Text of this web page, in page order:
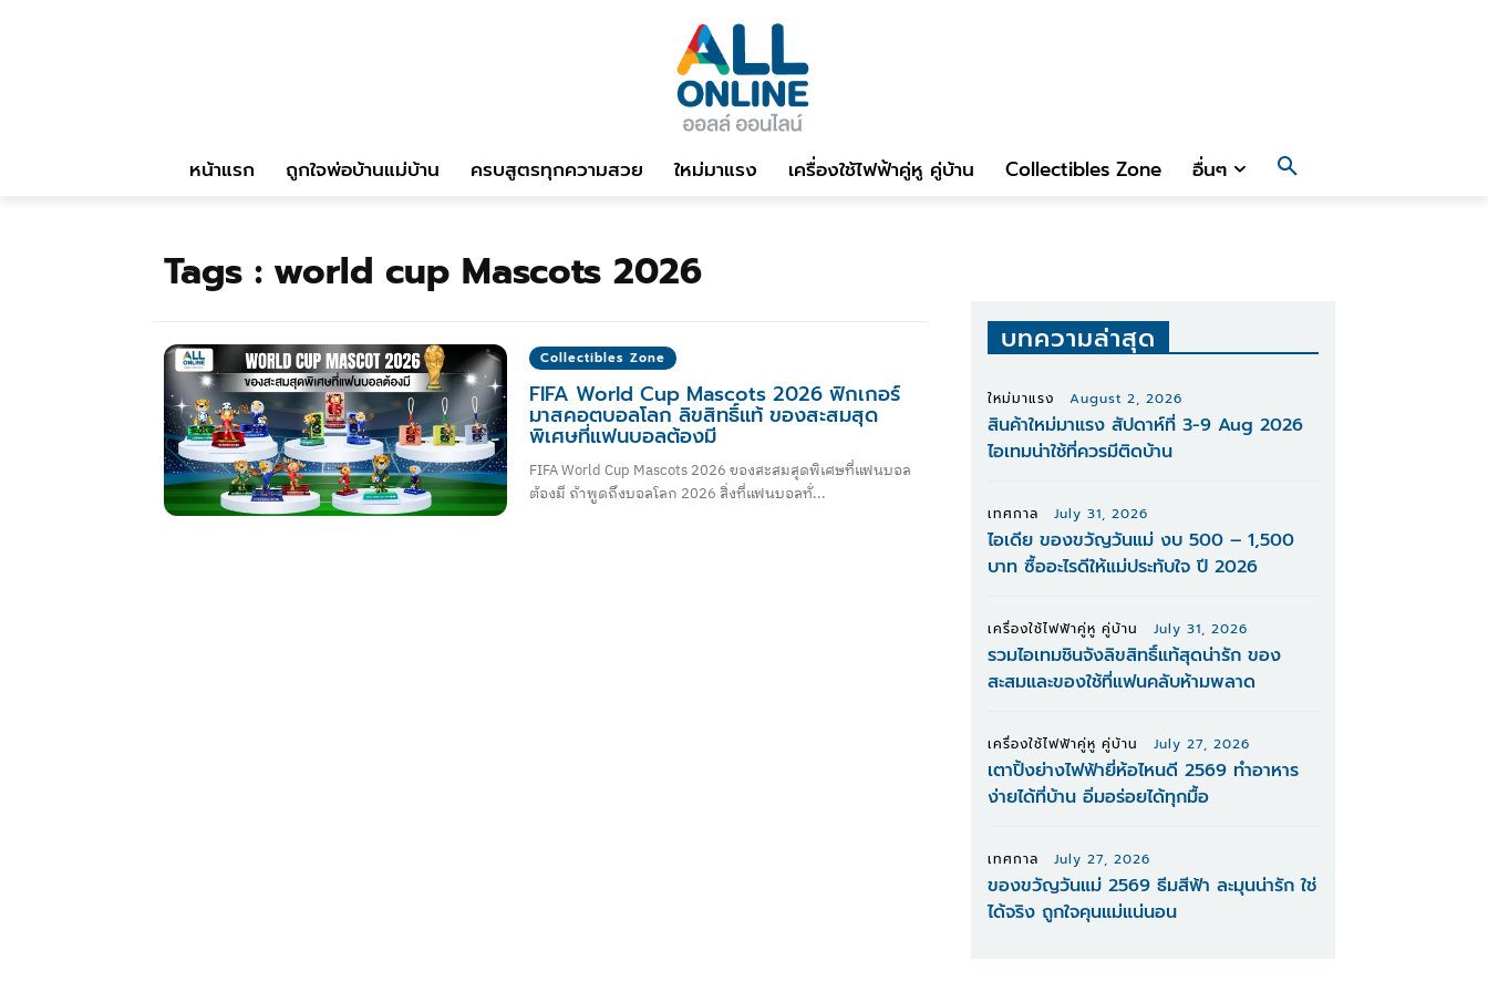
หน้าแรก ถูกใจพ่อบ้านแม่บ้าน ครบสูตรทุกความสวย ใหม่มาแรง เครื่องใช้ไฟฟ้าคู่หู คู่บ้าน Collectibles Zone อื่นๆ
Tags : world cup Mascots 2026
Collectibles Zone
FIFA World Cup Mascots 2026 ฟิกเกอร์
มาสคอตบอลโลก ลิขสิทธิ์แท้ ของสะสมสุด
พิเศษที่แฟนบอลต้องมี
FIFA World Cup Mascots 2026 ของสะสมสุดพิเศษที่แฟนบอล
ต้องมี ถ้าพูดถึงบอลโลก 2026 สิ่งที่แฟนบอลทั่...
บทความล่าสุด
ใหม่มาแรง August 2, 2026
สินค้าใหม่มาแรง สัปดาห์ที่ 3-9 Aug 2026
ไอเทมน่าใช้ที่ควรมีติดบ้าน
เทศกาล July 31, 2026
ไอเดีย ของขวัญวันแม่ งบ 500 – 1,500
บาท ซื้ออะไรดีให้แม่ประทับใจ ปี 2026
เครื่องใช้ไฟฟ้าคู่หู คู่บ้าน July 31, 2026
รวมไอเทมชินจังลิขสิทธิ์แท้สุดน่ารัก ของ
สะสมและของใช้ที่แฟนคลับห้ามพลาด
เครื่องใช้ไฟฟ้าคู่หู คู่บ้าน July 27, 2026
เตาปิ้งย่างไฟฟ้ายี่ห้อไหนดี 2569 ทำอาหาร
ง่ายได้ที่บ้าน อิ่มอร่อยได้ทุกมื้อ
เทศกาล July 27, 2026
ของขวัญวันแม่ 2569 ธีมสีฟ้า ละมุนน่ารัก ใช่
ได้จริง ถูกใจคุนแม่แน่นอน